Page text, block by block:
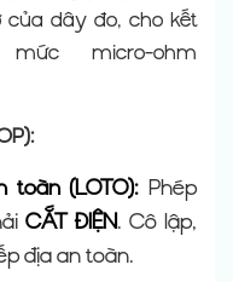
của dây đo, cho kết
micro-ohm
toàn (LOTO): Phép
CẮT ĐIỆN. Cô lập,
địa an toàn.